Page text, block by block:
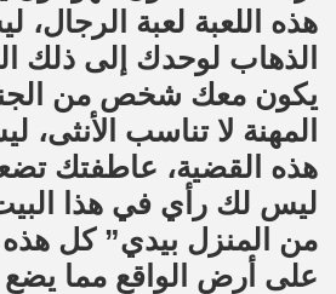
هذه اللعبة لعبة الرجال،
الذهاب لوحدك إلى ذلك
يكون معك شخص من
المهنة لا تناسب
هذه القضية، عاطفتك
ليس لك رأي في هذا
من المنزل بيدي” كل هذه
على أرض الواقع مما يضع